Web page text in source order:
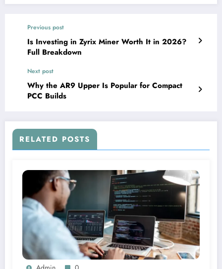
Previous post
Is Investing in Zyrix Miner Worth It in 2026?
Full Breakdown
Next post
Why the AR9 Upper Is Popular for Compact
PCC Builds
RELATED POSTS